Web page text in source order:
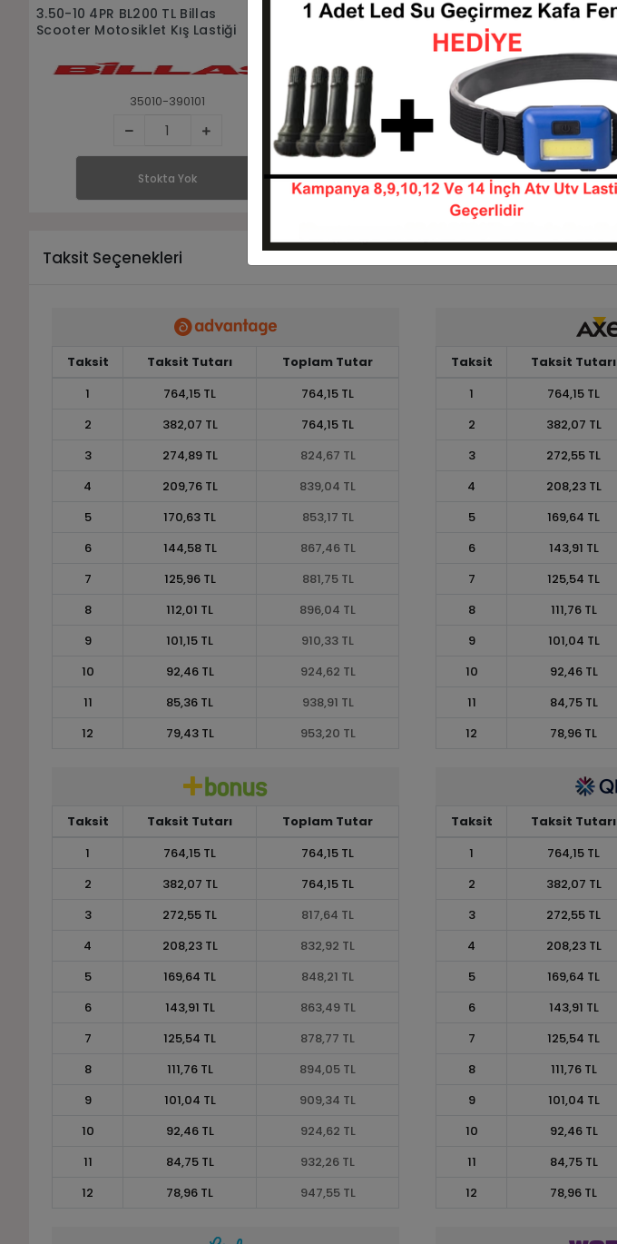
Stokta Yok
3.50-10 4PR BL200 TL Billas
Scooter Motosiklet Kış Lastiği
35010-390101
Stokta Yok
Stokta Yok
3.50-10 4PR 51J BL086 TL Billas
Scooter Motosiklet Lastiği
35010-350180
Stokta Yok
Taksit Seçenekleri
Taksit Taksit Tutarı
Toplam Tutar
1
764,15 TL
764,15 TL
2
382,07 TL
764,15 TL
3
274,89 TL
824,67 TL
4
209,76 TL
839,04 TL
5
170,63 TL
853,17 TL
6
144,58 TL
867,46 TL
7
125,96 TL
881,75 TL
8
112,01 TL
896,04 TL
9
101,15 TL
910,33 TL
10
92,46 TL
924,62 TL
11
85,36 TL
938,91 TL
12
79,43 TL 953,20 TL
Taksit Taksit Tutarı
1
764,15 TL
2
382,07 TL
3
272,55 TL
4
208,23 TL
5
169,64 TL
6
143,91 TL
7
125,54 TL
8
111,76 TL
9
101,04 TL
10
92,46 TL
11
84,75 TL
12
78,96 TL
Taksit Taksit Tutarı
Toplam Tutar
1
764,15 TL
764,15 TL
2
382,07 TL
764,15 TL
3
272,55 TL
817,64 TL
4
208,23 TL
832,92 TL
5
169,64 TL
848,21 TL
6
143,91 TL
863,49 TL
7
125,54 TL
878,77 TL
8
111,76 TL
894,05 TL
9
101,04 TL
909,34 TL
10
92,46 TL
924,62 TL
11
84,75 TL
932,26 TL
12
78,96 TL 947,55 TL
Taksit Taksit Tutarı
1
764,15 TL
2
382,07 TL
3
272,55 TL
4
208,23 TL
5
169,64 TL
6
143,91 TL
7
125,54 TL
8
111,76 TL
9
101,04 TL
10
92,46 TL
11
84,75 TL
12
78,96 TL